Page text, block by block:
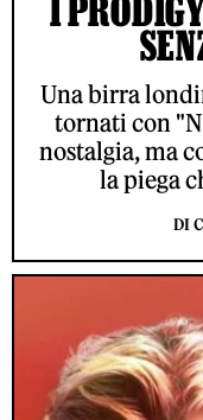
I
Una birra
tornati con
nostalgia, ma
la piega
DI